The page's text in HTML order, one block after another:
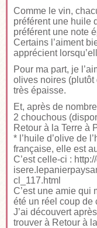
Comme le vin,
préférent une huile
préférent une note
Certains l’aiment
apprécient
Pour ma part, je
olives noires (plutôt
très épaisse.
Et, après de
2 chouchous
Retour à la Terre à
* l’huile d’olive de
française, elle est
C’est celle-ci :
cl_117.html
C’est une amie qui
été un réel coup de
J’ai découvert
trouver à Retour à